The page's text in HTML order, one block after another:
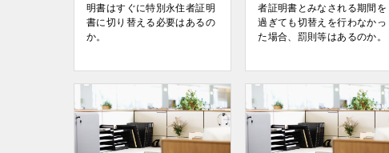
明書はすぐに特別永住者証明
書に切り替える必要はあるの
か。
者証明書とみなされる期間を
過ぎても切替えを行わなかっ
た場合、罰則等はあるのか。